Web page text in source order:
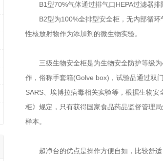
B1型70%气体通过排气口HEPA过滤器
B2型为100%全排型安全柜，无内部循
性核放射物作为添加剂的微生物实验。
三级生物安全柜是为生物安全防护等级
作，俗称手套箱(Golve box)，试验品通过双
SARS、埃博拉病毒相关实验等，根据生物
柜》规定，只有获得国家食品药品监督管理
样本。
超净台的优点是操作方便自如，比较舒